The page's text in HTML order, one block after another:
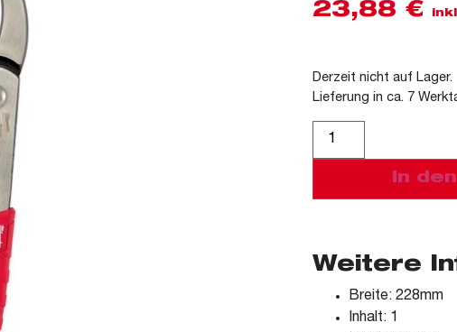
23,88 €
Derzeit nicht auf Lager.
Lieferung in ca. 7
In
Weitere
Breite: 228mm
Inhalt: 1